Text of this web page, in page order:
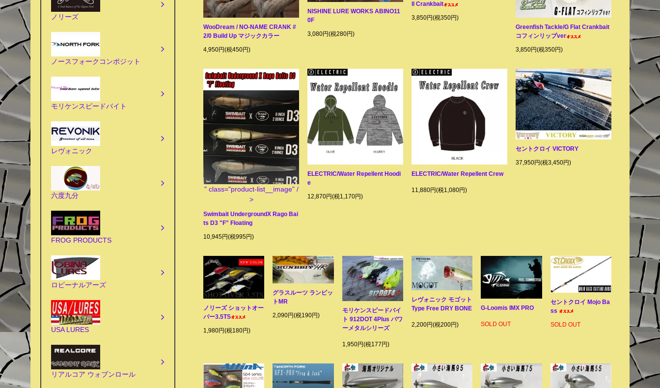
WooDream / NO-NAME CRANK #
2/0 Build Up マジックカラー
4,950円(税450円)
NISHINE LURE WORKS ABINO11
0F
3,080円(税280円)
ll Crankbait
3,850円(税350円)
Greenfish Tackle/G Flat Crankbait
コフィンリップver
3,850円(税350円)
" class="product-list__image" /
>
Swimbait UndergroundX Rago Bai
ts D3 "F" Floating
10,945円(税995円)
ELECTRIC/Water Repellent Hoodi
e
12,870円(税1,170円)
ELECTRIC/Water Repellent Crew
11,880円(税1,080円)
セントクロイ VICTORY
37,950円(税3,450円)
ノリーズ ショットオー
バー3.5TS
1,980円(税180円)
グラスルーツ ランビッ
トMR
2,090円(税190円)
モリケンスピードバイ
ト 912DOT 4Plus パワ
ーメタルシリーズ
1,950円(税177円)
レヴォニック モゴット
Type Free DRY BONE
2,200円(税200円)
G-Loomis IMX PRO
SOLD OUT
セントクロイ Mojo Ba
ss
SOLD OUT
ノリーズ
ノースフォークコンポジット
モリケンスピードバイト
レヴォニック
六度九分
FROG PRODUCTS
ロビーナルアーズ
USA LURES
リアルコア ウォブンロール